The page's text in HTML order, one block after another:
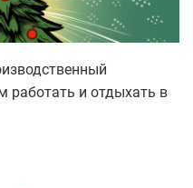
работать и отдыхать в